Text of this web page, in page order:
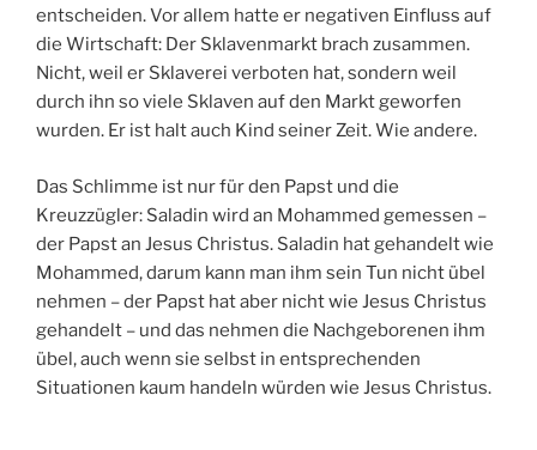
entscheiden. Vor allem hatte er negativen Einfluss auf
die Wirtschaft: Der Sklavenmarkt brach zusammen.
Nicht, weil er Sklaverei verboten hat, sondern weil
durch ihn so viele Sklaven auf den Markt geworfen
wurden. Er ist halt auch Kind seiner Zeit. Wie andere.
Das Schlimme ist nur für den Papst und die
Kreuzzügler: Saladin wird an Mohammed gemessen –
der Papst an Jesus Christus. Saladin hat gehandelt wie
Mohammed, darum kann man ihm sein Tun nicht übel
nehmen – der Papst hat aber nicht wie Jesus Christus
gehandelt – und das nehmen die Nachgeborenen ihm
übel, auch wenn sie selbst in entsprechenden
Situationen kaum handeln würden wie Jesus Christus.